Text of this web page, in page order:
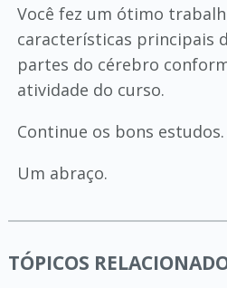
Você fez um ótimo
características principais
partes do cérebro
atividade do curso.
Continue os bons estudos.
Um abraço.
TÓPICOS